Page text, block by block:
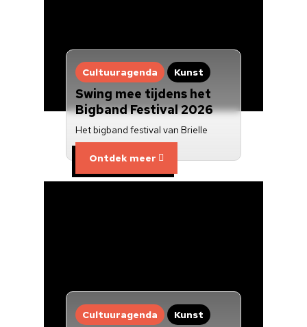
Cultuuragenda Kunst
Swing mee tijdens het
Bigband Festival 2026
Het bigband festival van Brielle
Ontdek meer
Cultuuragenda Kunst